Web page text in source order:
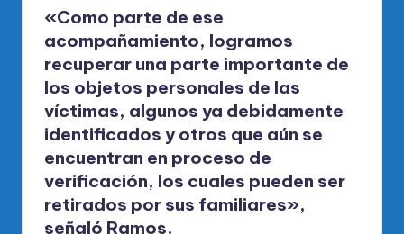
«Como parte de ese
acompañamiento, logramos
recuperar una parte importante de
los objetos personales de las
víctimas, algunos ya debidamente
identificados y otros que aún se
encuentran en proceso de
verificación, los cuales pueden ser
retirados por sus familiares»,
señaló Ramos.